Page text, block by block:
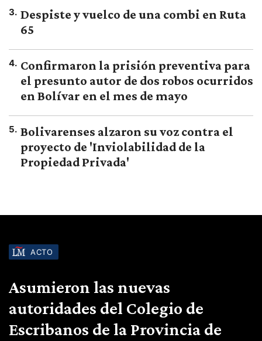
3. Despiste y vuelco de una combi en Ruta
65
4. Confirmaron la prisión preventiva para
el presunto autor de dos robos ocurridos
en Bolívar en el mes de mayo
5. Bolivarenses alzaron su voz contra el
proyecto de 'Inviolabilidad de la
Propiedad Privada'
ACTO
Asumieron las nuevas
autoridades del Colegio de
Escribanos de la Provincia de